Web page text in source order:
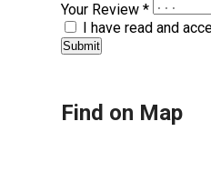
Your Review *
I have read and
Find on Map